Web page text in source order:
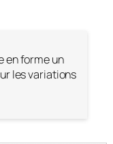
en forme un
les variations